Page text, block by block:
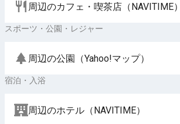
周辺のカフェ・喫茶店（NAVITIME）
スポーツ・公園・レジャー
周辺の公園（Yahoo!マップ）
宿泊・入浴
周辺のホテル（NAVITIME）